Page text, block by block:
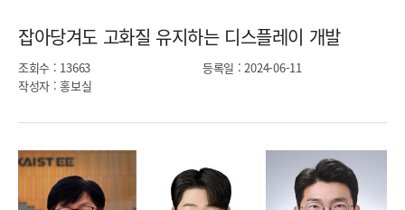
잡아당겨도 고화질 유지하는 디스플레이 개발​
조회수 : 13663 등록일 : 2024-06-11
작성자 : 홍보실